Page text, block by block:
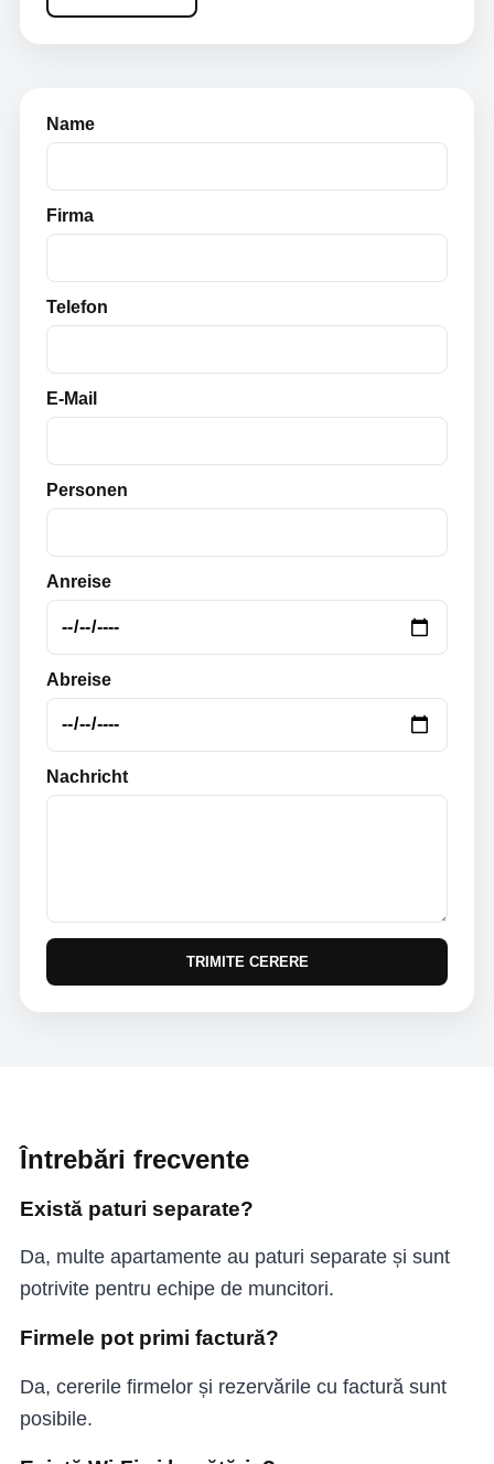
Name
Firma
Telefon
E-Mail
Personen
Anreise
Abreise
Nachricht
TRIMITE CERERE
Întrebări frecvente
Există paturi separate?
Da, multe apartamente au paturi separate și sunt
potrivite pentru echipe de muncitori.
Firmele pot primi factură?
Da, cererile firmelor și rezervările cu factură sunt
posibile.